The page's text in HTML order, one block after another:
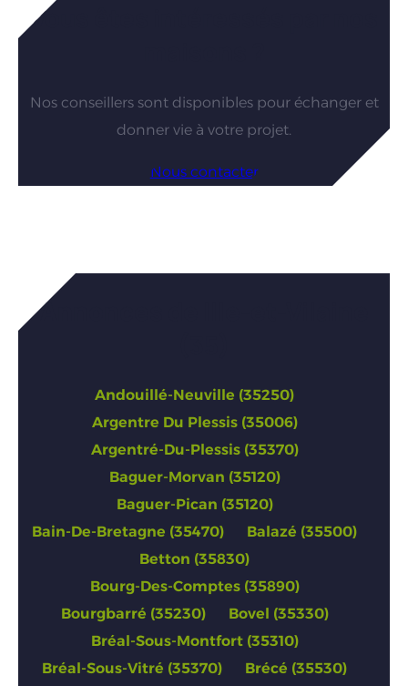
Vous êtes intéressés par nos
Nos conseillers sont disponibles pour échanger et
donner vie à votre projet.
Nous contacter
Annonces de Ille-et-Vilaine
Andouillé-Neuville (35250)
Argentre Du Plessis (35006)
Argentré-Du-Plessis (35370)
Baguer-Morvan (35120)
Baguer-Pican (35120)
Bain-De-Bretagne (35470)
Balazé (35500)
Betton (35830)
Bourg-Des-Comptes (35890)
Bourgbarré (35230)
Bovel (35330)
Bréal-Sous-Montfort (35310)
Bréal-Sous-Vitré (35370)
Brécé (35530)